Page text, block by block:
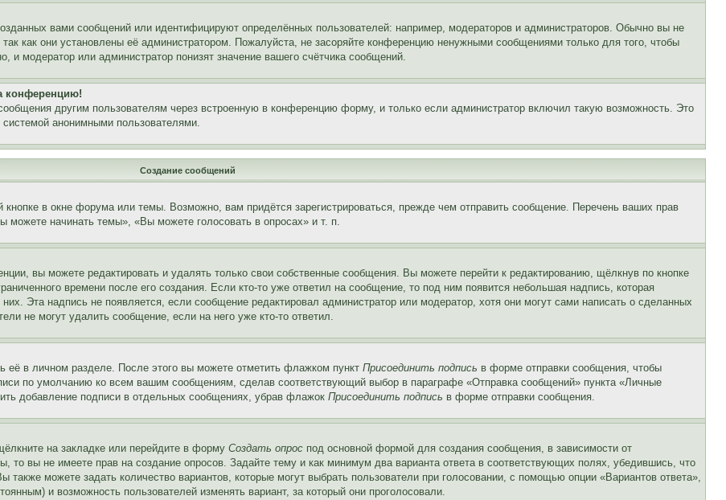
вами сообщений или идентифицируют определённых пользователей: например, модераторов и администраторов. Обычно вы не
как они установлены её администратором. Пожалуйста, не засоряйте конференцию ненужными сообщениями только для того, чтобы
и модератор или администратор понизят значение вашего счётчика сообщений.
конференцию!
другим пользователям через встроенную в конференцию форму, и только если администратор включил такую возможность. Это
системой анонимными пользователями.
Создание сообщений
в окне форума или темы. Возможно, вам придётся зарегистрироваться, прежде чем отправить сообщение. Перечень ваших прав
начинать темы», «Вы можете голосовать в опросах» и т. п.
вы можете редактировать и удалять только свои собственные сообщения. Вы можете перейти к редактированию, щёлкнув по кнопке
времени после его создания. Если кто-то уже ответил на сообщение, то под ним появится небольшая надпись, которая
Эта надпись не появляется, если сообщение редактировал администратор или модератор, хотя они могут сами написать о сделанных
не могут удалить сообщение, если на него уже кто-то ответил.
в личном разделе. После этого вы можете отметить флажком пункт Присоединить подпись в форме отправки сообщения, чтобы
по умолчанию ко всем вашим сообщениям, сделав соответствующий выбор в параграфе «Отправка сообщений» пункта «Личные
добавление подписи в отдельных сообщениях, убрав флажок Присоединить подпись в форме отправки сообщения.
на закладке или перейдите в форму Создать опрос под основной формой для создания сообщения, в зависимости от
то вы не имеете прав на создание опросов. Задайте тему и как минимум два варианта ответа в соответствующих полях, убедившись, что
также можете задать количество вариантов, которые могут выбрать пользователи при голосовании, с помощью опции «Вариантов ответа»,
и возможность пользователей изменять вариант, за который они проголосовали.